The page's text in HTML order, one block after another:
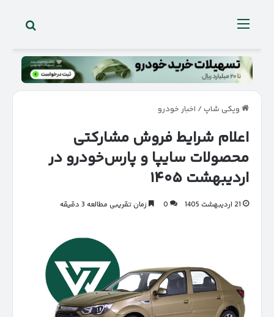
منو
ویکی شاپ/ اخبار خودرو
اعلام شرایط فروش مشارکتی
محصولات سایپا و پارس‌خودرو در
اردیبهشت ۱۴۰۵
21 اردیبهشت 1405 0 زمان تقریبی مطالعه 3 دقیقه